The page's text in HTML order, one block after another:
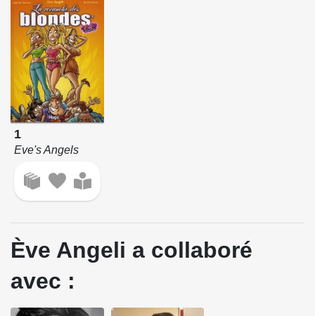
1
Eve's Angels
Ève Angeli a collaboré
avec :